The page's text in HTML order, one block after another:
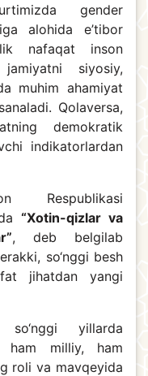
gender
alohida e’tibor
nafaqat inson
siyosiy,
muhim ahamiyat
Qolaversa,
demokratik
indikatorlardan
Respublikasi
“Xotin-qizlar va
, deb belgilab
so‘nggi besh
jihatdan yangi
so‘nggi yillarda
ham milliy, ham
roli va mavqeyida